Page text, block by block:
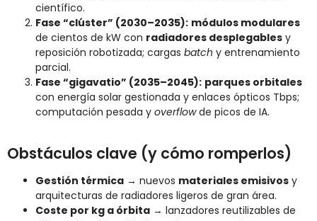
científico.
Fase “clúster” (2030–2035): módulos modulares
de cientos de kW con radiadores desplegables y
reposición robotizada; cargas batch y entrenamiento
parcial.
Fase “gigavatio” (2035–2045): parques orbitales
con energía solar gestionada y enlaces ópticos Tbps;
computación pesada y overflowde picos de IA.
Obstáculos clave (y cómo romperlos)
Gestión térmica → nuevos materiales emisivos y
arquitecturas de radiadores ligeros de gran área.
Coste por kg a órbita → lanzadores reutilizables de